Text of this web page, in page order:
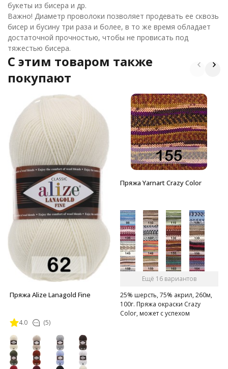
букеты из бисера и др.
Важно! Диаметр проволоки позволяет продевать ее сквозь
бисер и бусину три раза и более, в то же время обладает
достаточной прочностью, чтобы не провисать под
тяжестью бисера.
C этим товаром также
покупают
Пряжа Alize Lanagold Fine
4.0 (5)
Пряжа Yarnart Crazy Color
Ещё 16 вариантов
25% шерсть, 75% акрил, 260м,
100г. Пряжа окраски Crazy
Color, может с успехом